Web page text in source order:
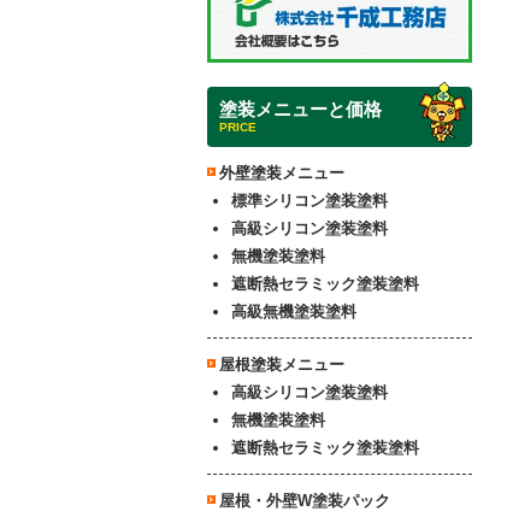
塗装メニューと価格
PRICE
外壁塗装メニュー
標準シリコン塗装塗料
高級シリコン塗装塗料
無機塗装塗料
遮断熱セラミック塗装塗料
高級無機塗装塗料
屋根塗装メニュー
高級シリコン塗装塗料
無機塗装塗料
遮断熱セラミック塗装塗料
屋根・外壁W塗装パック